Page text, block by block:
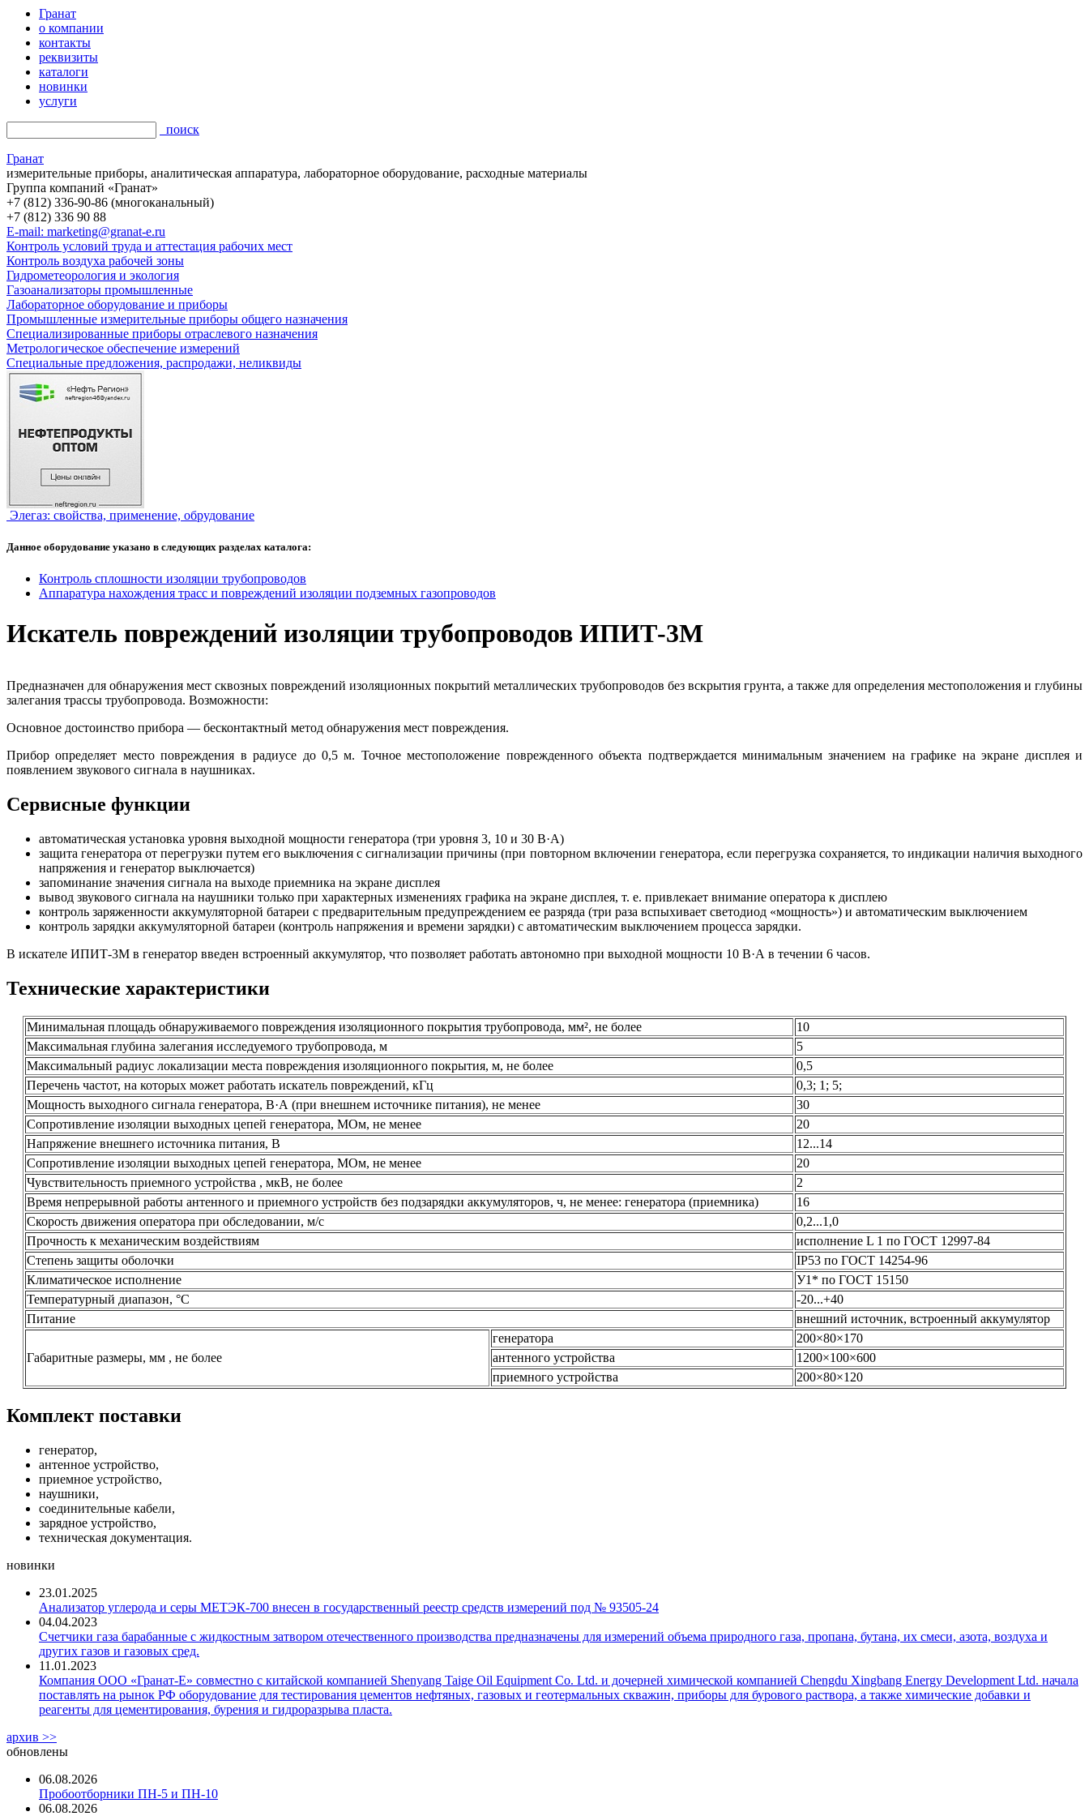
Гранат
о компании
контакты
реквизиты
каталоги
новинки
услуги
поиск
Гранат
измерительные приборы, аналитическая аппаратура, лабораторное оборудование, расходные материалы
Группа компаний «Гранат»
+7 (812) 336-90-86 (многоканальный)
+7 (812) 336 90 88
E-mail: marketing@granat-e.ru
Контроль условий труда и аттестация рабочих мест
Контроль воздуха рабочей зоны
Гидрометеорология и экология
Газоанализаторы промышленные
Лабораторное оборудование и приборы
Промышленные измерительные приборы общего назначения
Специализированные приборы отраслевого назначения
Метрологическое обеспечение измерений
Специальные предложения, распродажи, неликвиды
Элегаз: свойства, применение, обрудование
Данное оборудование указано в следующих разделах каталога:
Контроль сплошности изоляции трубопроводов
Аппаратура нахождения трасс и повреждений изоляции подземных газопроводов
Искатель повреждений изоляции трубопроводов ИПИТ-3М
Предназначен для обнаружения мест сквозных повреждений изоляционных покрытий металлических трубопроводов без вскрытия грунта, а также для определения местоположения и глубины
залегания трассы трубопровода. Возможности:
Основное достоинство прибора — бесконтактный метод обнаружения мест повреждения.
Прибор определяет место повреждения в радиусе до 0,5 м. Точное местоположение поврежденного объекта подтверждается минимальным значением на графике на экране дисплея и
появлением звукового сигнала в наушниках.
Сервисные функции
автоматическая установка уровня выходной мощности генератора (три уровня 3, 10 и 30 В·А)
защита генератора от перегрузки путем его выключения с сигнализации причины (при повторном включении генератора, если перегрузка сохраняется, то индикации наличия выходного
напряжения и генератор выключается)
запоминание значения сигнала на выходе приемника на экране дисплея
вывод звукового сигнала на наушники только при характерных изменениях графика на экране дисплея, т. е. привлекает внимание оператора к дисплею
контроль заряженности аккумуляторной батареи с предварительным предупреждением ее разряда (три раза вспыхивает светодиод «мощность») и автоматическим выключением
контроль зарядки аккумуляторной батареи (контроль напряжения и времени зарядки) с автоматическим выключением процесса зарядки.
В искателе ИПИТ-3М в генератор введен встроенный аккумулятор, что позволяет работать автономно при выходной мощности 10 В·А в течении 6 часов.
Технические характеристики
Минимальная площадь обнаруживаемого повреждения изоляционного покрытия трубопровода, мм², не более
10
Максимальная глубина залегания исследуемого трубопровода, м
5
Максимальный радиус локализации места повреждения изоляционного покрытия, м, не более
0,5
Перечень частот, на которых может работать искатель повреждений, кГц
0,3; 1; 5;
Мощность выходного сигнала генератора, В·А (при внешнем источнике питания), не менее
30
Сопротивление изоляции выходных цепей генератора, МОм, не менее
20
Напряжение внешнего источника питания, В
12...14
Сопротивление изоляции выходных цепей генератора, МОм, не менее
20
Чувствительность приемного устройства , мкВ, не более
2
Время непрерывной работы антенного и приемного устройств без подзарядки аккумуляторов, ч, не менее: генератора (приемника)
16
Скорость движения оператора при обследовании, м/с
0,2...1,0
Прочность к механическим воздействиям
исполнение L 1 по ГОСТ 12997-84
Степень защиты оболочки
IP53 по ГОСТ 14254-96
Климатическое исполнение
У1* по ГОСТ 15150
Температурный диапазон, °C
-20...+40
Питание
внешний источник, встроенный аккумулятор
Габаритные размеры, мм , не более
генератора
200×80×170
антенного устройства
1200×100×600
приемного устройства
200×80×120
Комплект поставки
генератор,
антенное устройство,
приемное устройство,
наушники,
соединительные кабели,
зарядное устройство,
техническая документация.
новинки
23.01.2025
Анализатор углерода и серы МЕТЭК-700 внесен в государственный реестр средств измерений под № 93505-24
04.04.2023
Счетчики газа барабанные с жидкостным затвором отечественного производства предназначены для измерений объема природного газа, пропана, бутана, их смеси, азота, воздуха и
других газов и газовых сред.
11.01.2023
Компания ООО «Гранат-Е» совместно с китайской компанией Shenyang Taige Oil Equipment Co. Ltd. и дочерней химической компанией Chengdu Xingbang Energy Development Ltd. начала
поставлять на рынок РФ оборудование для тестирования цементов нефтяных, газовых и геотермальных скважин, приборы для бурового раствора, а также химические добавки и
реагенты для цементирования, бурения и гидроразрыва пласта.
архив >>
обновлены
06.08.2026
Пробоотборники ПН-5 и ПН-10
06.08.2026